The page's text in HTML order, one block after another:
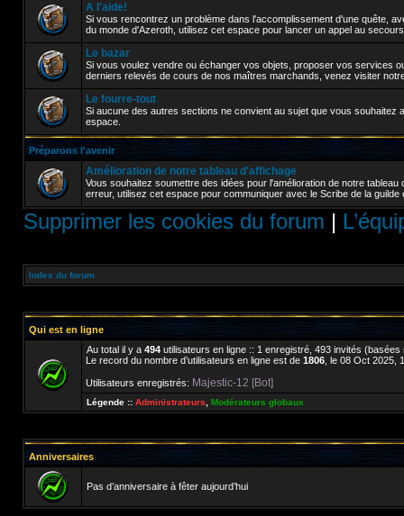
A l'aide!
Si vous rencontrez un problème dans l'accomplissement d'une quête,
du monde d'Azeroth, utilisez cet espace pour lancer un appel au
Le bazar
Si vous voulez vendre ou échanger vos objets, proposer vos services
derniers relevés de cours de nos maîtres marchands, venez visiter
Le fourre-tout
Si aucune des autres sections ne convient au sujet que vous souhaitez
espace.
Préparons l'avenir
Amélioration de notre tableau d'affichage
Vous souhaitez soumettre des idées pour l'amélioration de notre
erreur, utilisez cet espace pour communiquer avec le Scribe de la guilde
Supprimer les cookies du forum |
Index du forum
Qui est en ligne
Au total il y a 494 utilisateurs en ligne :: 1 enregistré, 493 invités
Le record du nombre d’utilisateurs en ligne est de 1806 , le 08 Oct 2025,
Utilisateurs enregistrés: Majestic-12 [Bot]
Légende :: Administrateurs Modérateurs globaux
Anniversaires
Pas d’anniversaire à fêter aujourd’hui